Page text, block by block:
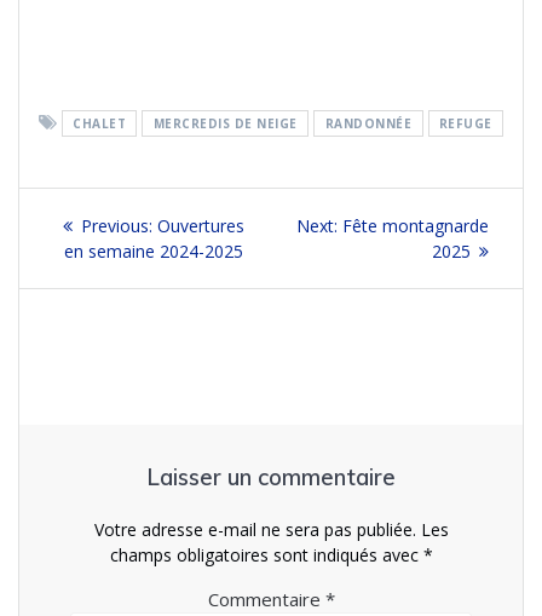
CHALET MERCREDIS DE NEIGE RANDONNÉE REFUGE
Navigation
Previous: Previous
post:
Ouvertures
en semaine 2024-2025
Next: Next
Fête montagnarde
2025
Laisser un commentaire
Votre adresse e-mail ne sera pas publiée. Les
champs obligatoires sont indiqués avec *
Commentaire *